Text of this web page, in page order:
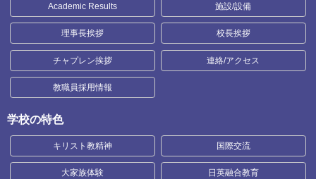
Academic Results 施設/設備
理事長挨拶 校長挨拶
チャプレン挨拶 連絡/アクセス
教職員採用情報
学校の特色
キリスト教精神 国際交流
大家族体験 日英融合教育